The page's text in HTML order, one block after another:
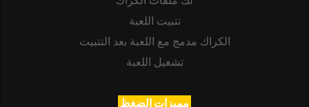
تتبيت اللعبة
الكراك مدمج مع اللعبة بعد التتبيت
تشغيل اللعبة